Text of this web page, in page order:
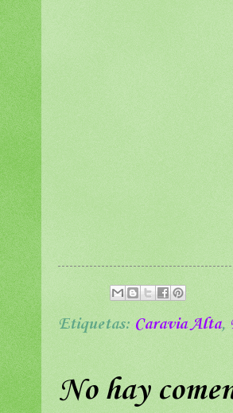
Etiquetas: Caravia Alta,
No hay